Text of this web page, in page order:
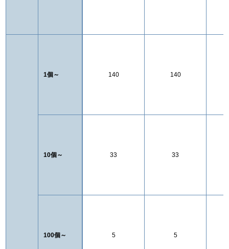
1個～
10個～
100個～
140 140
33 33
5 5